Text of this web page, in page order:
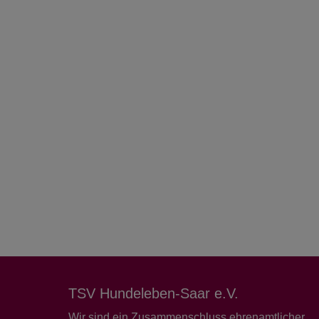
TSV Hundeleben-Saar e.V.